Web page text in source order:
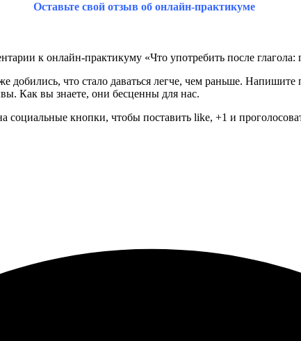
Оставьте свой отзыв об онлайн-практикуме
к онлайн-практикуму «Что употребить после
что стало даваться легче, чем раньше.
Как вы знаете, они бесценны для нас.
социальные кнопки, чтобы поставить like, +1 и